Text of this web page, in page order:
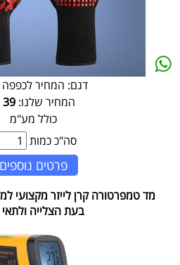
דגם: המחיר
המחיר שלנו: 39
כולל מע"מ
סה"כ כמות
פרטים נוספים
מד טמפרטורה קרן לייזר מקצועי
בעת הצלייה